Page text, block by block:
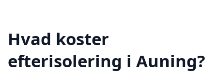
Hvad koster
efterisolering i Auning?